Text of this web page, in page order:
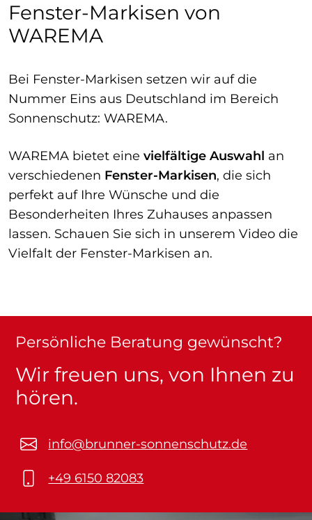
Fenster-Markisen von
WAREMA
Bei Fenster-Markisen setzen wir auf die
Nummer Eins aus Deutschland im Bereich
Sonnenschutz: WAREMA.
WAREMA bietet eine vielfältige Auswahl an
verschiedenen Fenster-Markisen, die sich
perfekt auf Ihre Wünsche und die
Besonderheiten Ihres Zuhauses anpassen
lassen. Schauen Sie sich in unserem Video die
Vielfalt der Fenster-Markisen an.
Persönliche Beratung gewünscht?
Wir freuen uns, von Ihnen zu
hören.
info@brunner-sonnenschutz.de
+49 6150 82083